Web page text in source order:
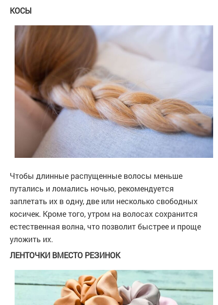
КОСЫ
Чтобы длинные распущенные волосы меньше
путались и ломались ночью, рекомендуется
заплетать их в одну, две или несколько свободных
косичек. Кроме того, утром на волосах сохранится
естественная волна, что позволит быстрее и проще
уложить их.
ЛЕНТОЧКИ ВМЕСТО РЕЗИНОК